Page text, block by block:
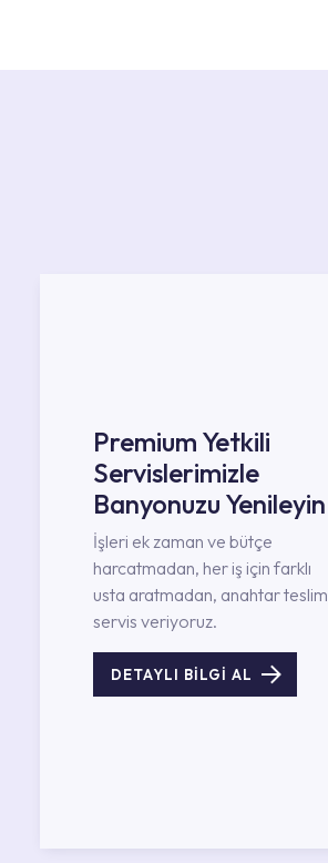
Premium Yetkili
Servislerimizle
Banyonuzu Yenileyin
İşleri ek zaman ve bütçe
harcatmadan, her iş için farklı
usta aratmadan, anahtar teslim
servis veriyoruz.
DETAYLI BİLGİ AL